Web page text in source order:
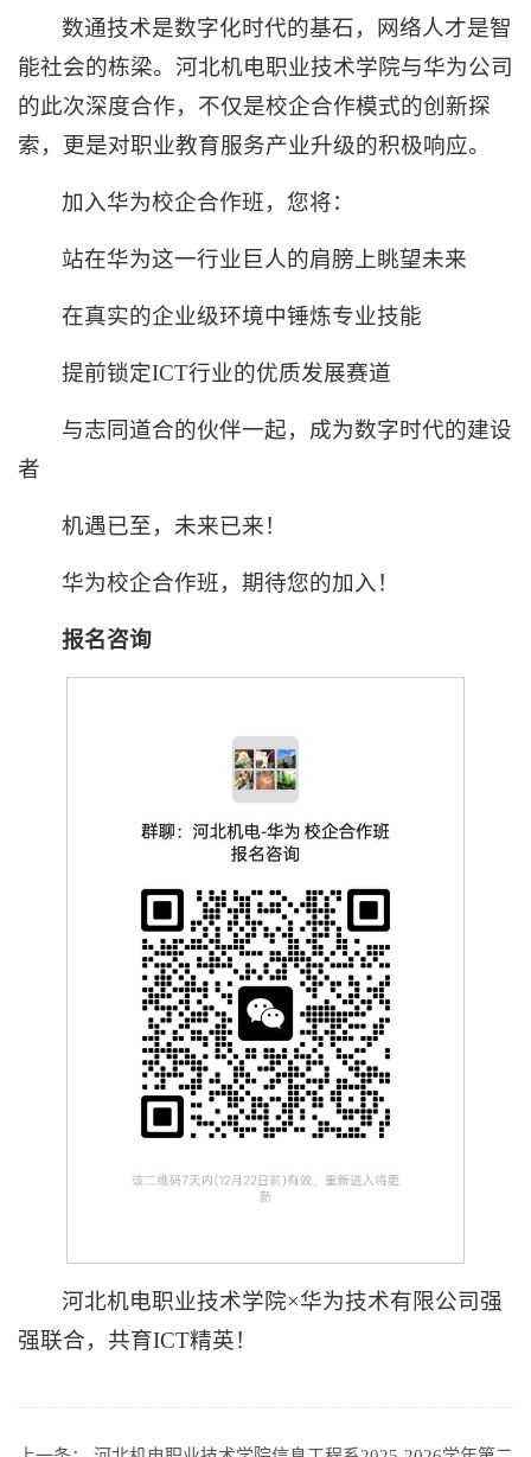
数通技术是数字化时代的基石，网络人才是智
能社会的栋梁。河北机电职业技术学院与华为公司
的此次深度合作，不仅是校企合作模式的创新探
索，更是对职业教育服务产业升级的积极响应。
加入华为校企合作班，您将：
站在华为这一行业巨人的肩膀上眺望未来
在真实的企业级环境中锤炼专业技能
提前锁定ICT行业的优质发展赛道
与志同道合的伙伴一起，成为数字时代的建设
者
机遇已至，未来已来！
华为校企合作班，期待您的加入！
报名咨询
河北机电职业技术学院×华为技术有限公司强
强联合，共育ICT精英！